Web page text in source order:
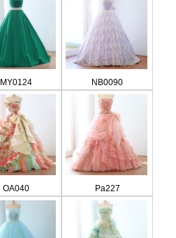
MY0124 NB0090
OA040 Pa227